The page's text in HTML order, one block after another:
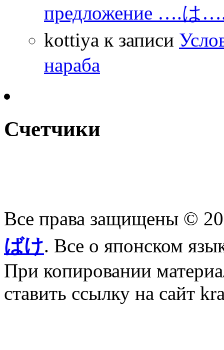
предложение ….は
kottiya к записи
нараба
Счетчики
Все права защищены ©
ばけ. Все о японском
При копировании
ставить ссылку на сайт